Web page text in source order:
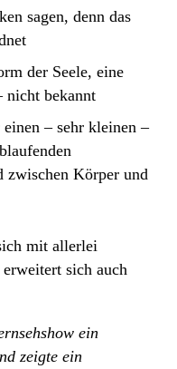
sagen, denn das
der Seele, eine
nicht bekannt
– sehr kleinen –
zwischen Körper und
mit allerlei
sich auch
ein
zeigte ein